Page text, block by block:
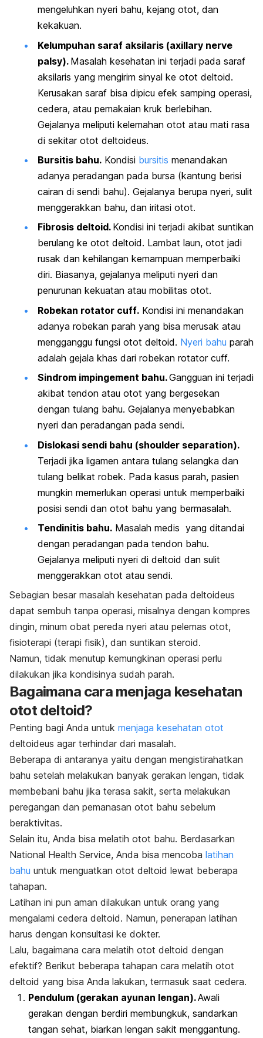
mengeluhkan nyeri bahu, kejang otot, dan
kekakuan.
Kelumpuhan saraf aksilaris (axillary nerve
palsy). Masalah kesehatan ini terjadi pada saraf
aksilaris yang mengirim sinyal ke otot deltoid.
Kerusakan saraf bisa dipicu efek samping operasi,
cedera, atau pemakaian kruk berlebihan.
Gejalanya meliputi kelemahan otot atau mati rasa
di sekitar otot deltoideus.
Bursitis bahu. Kondisi bursitis menandakan
adanya peradangan pada bursa (kantung berisi
cairan di sendi bahu). Gejalanya berupa nyeri, sulit
menggerakkan bahu, dan iritasi otot.
Fibrosis deltoid. Kondisi ini terjadi akibat suntikan
berulang ke otot deltoid. Lambat laun, otot jadi
rusak dan kehilangan kemampuan memperbaiki
diri. Biasanya, gejalanya meliputi nyeri dan
penurunan kekuatan atau mobilitas otot.
Robekan rotator cuff. Kondisi ini menandakan
adanya robekan parah yang bisa merusak atau
mengganggu fungsi otot deltoid. Nyeri bahu parah
adalah gejala khas dari robekan rotator cuff.
Sindrom impingement bahu.Gangguan ini terjadi
akibat tendon atau otot yang bergesekan
dengan tulang bahu. Gejalanya menyebabkan
nyeri dan peradangan pada sendi.
Dislokasi sendi bahu (shoulder separation).
Terjadi jika ligamen antara tulang selangka dan
tulang belikat robek. Pada kasus parah, pasien
mungkin memerlukan operasi untuk memperbaiki
posisi sendi dan otot bahu yang bermasalah.
Tendinitis bahu. Masalah medis yang ditandai
dengan peradangan pada tendon bahu.
Gejalanya meliputi nyeri di deltoid dan sulit
menggerakkan otot atau sendi.
Sebagian besar masalah kesehatan pada deltoideus
dapat sembuh tanpa operasi, misalnya dengan kompres
dingin, minum obat pereda nyeri atau pelemas otot,
fisioterapi (terapi fisik), dan suntikan steroid.
Namun, tidak menutup kemungkinan operasi perlu
dilakukan jika kondisinya sudah parah.
Bagaimana cara menjaga kesehatan
otot deltoid?
Penting bagi Anda untuk menjaga kesehatan otot
deltoideus agar terhindar dari masalah.
Beberapa di antaranya yaitu dengan mengistirahatkan
bahu setelah melakukan banyak gerakan lengan, tidak
membebani bahu jika terasa sakit, serta melakukan
peregangan dan pemanasan otot bahu sebelum
beraktivitas.
Selain itu, Anda bisa melatih otot bahu. Berdasarkan
National Health Service, Anda bisa mencoba latihan
bahu untuk menguatkan otot deltoid lewat beberapa
tahapan.
Latihan ini pun aman dilakukan untuk orang yang
mengalami cedera deltoid. Namun, penerapan latihan
harus dengan konsultasi ke dokter.
Lalu, bagaimana cara melatih otot deltoid dengan
efektif? Berikut beberapa tahapan cara melatih otot
deltoid yang bisa Anda lakukan, termasuk saat cedera.
Pendulum (gerakan ayunan lengan).Awali
gerakan dengan berdiri membungkuk, sandarkan
tangan sehat, biarkan lengan sakit menggantung.